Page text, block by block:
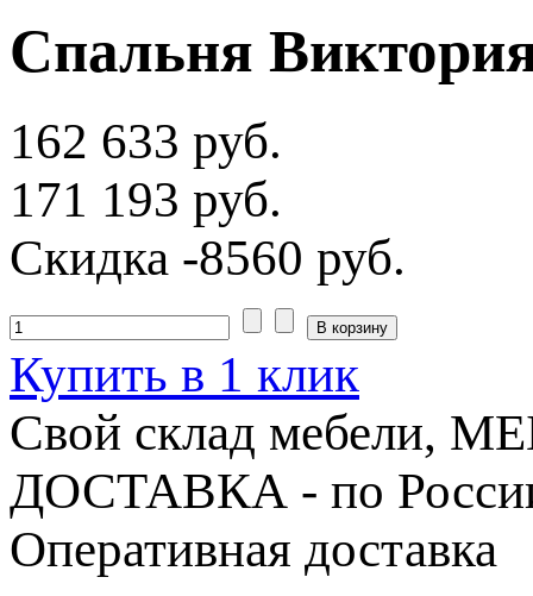
Спальня
162 633 руб.
171 193 руб.
Скидка -8560 руб.
Купить в 1 клик
Свой склад мебели,
ДОСТАВКА - по
Оперативная доставка